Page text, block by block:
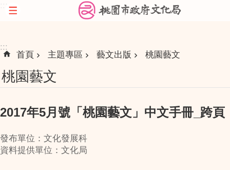
跳到主要內容區塊
:::
首頁 主題專區 藝文出版 桃園藝文
桃園藝文
2017年5月號「桃園藝文」中文手冊_跨頁
發布單位：文化發展科
資料提供單位：文化局